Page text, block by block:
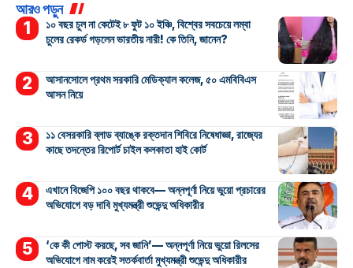
আরও পড়ুন
১০ বছর চুল না কেটেই ৮ ফুট ১০ ইঞ্চি, বিশ্বের সবচেয়ে লম্বা
চুলের রেকর্ড গড়লেন ভারতীয় নারী! কে তিনি, জানেন?
আসানসোলে প্রথম সরকারি মেডিক্যাল কলেজ, ৫০ এমবিবিএস
আসন নিয়ে
১১ বেসরকারি ব্লাড ব্যাঙ্কে রক্তদান শিবিরে নিষেধাজ্ঞা, রাজ্যের
কাছে তদন্তের রিপোর্ট চাইল কলকাতা হাই কোর্ট
এখানে বিজেপি ১০০ বছর থাকবে— অন্নপূর্ণা নিয়ে ভুয়ো প্রচারের
অভিযোগে বড় দাবি মুখ্যমন্ত্রী শুভেন্দু অধিকারীর
‘কে কী পোস্ট করছে, সব জানি’— অন্নপূর্ণা নিয়ে ভুয়ো রিলসের
অভিযোগে নাম করেই সতর্কবার্তা মুখ্যমন্ত্রী শুভেন্দু অধিকারীর